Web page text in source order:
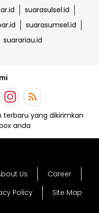
suarasulsel.id
suarasumsel.id
suarariau.id
yang dikirimkan
anda
Us
Career
Policy Site Map